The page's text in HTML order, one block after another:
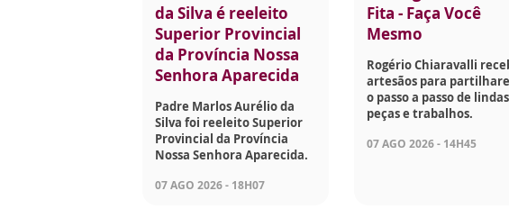
da Silva é reeleito
Superior Provincial
da Província Nossa
Senhora Aparecida
Padre Marlos Aurélio da
Silva foi reeleito Superior
Provincial da Província
Nossa Senhora Aparecida.
07 AGO 2026 - 18H07
Fita - Faça Você
Mesmo
Rogério Chiaravalli
artesãos para
o passo a passo de lindas
peças e trabalhos.
07 AGO 2026 - 14H45